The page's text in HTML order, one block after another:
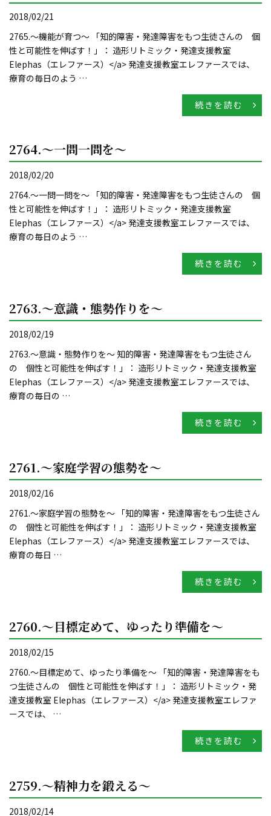
2018/02/21
2765.～機能が育つ～ 「知的障害・発達障害をもつ生徒さんの 個
性と可能性を伸ばす！」： 造形リトミック・発達支援教室
Elephas（エレファース）</a> 発達支援教室エレファースでは、
療育の毎日のよう …
続きを読む
2764.～一問一問を～
2018/02/20
2764.～一問一問を～ 「知的障害・発達障害をもつ生徒さんの 個
性と可能性を伸ばす！」： 造形リトミック・発達支援教室
Elephas（エレファース）</a> 発達支援教室エレファースでは、
療育の毎日のよう …
続きを読む
2763.～意識・態勢作りを～
2018/02/19
2763.～意識・態勢作りを～ 知的障害・発達障害をもつ生徒さん
の 個性と可能性を伸ばす！」： 造形リトミック・発達支援教室
Elephas（エレファース）</a> 発達支援教室エレファースでは、
療育の毎日の …
続きを読む
2761.～家庭学習の態勢を～
2018/02/16
2761.～家庭学習の態勢を～ 「知的障害・発達障害をもつ生徒さん
の 個性と可能性を伸ばす！」： 造形リトミック・発達支援教室
Elephas（エレファース）</a> 発達支援教室エレファースでは、
療育の毎日 …
続きを読む
2760.～目標定めて、ゆったり準備を～
2018/02/15
2760.～目標定めて、ゆったり準備を～ 「知的障害・発達障害をも
つ生徒さんの 個性と可能性を伸ばす！」： 造形リトミック・発
達支援教室 Elephas（エレファース）</a> 発達支援教室エレファ
ースでは、 …
続きを読む
2759.～精神力を鍛える～
2018/02/14